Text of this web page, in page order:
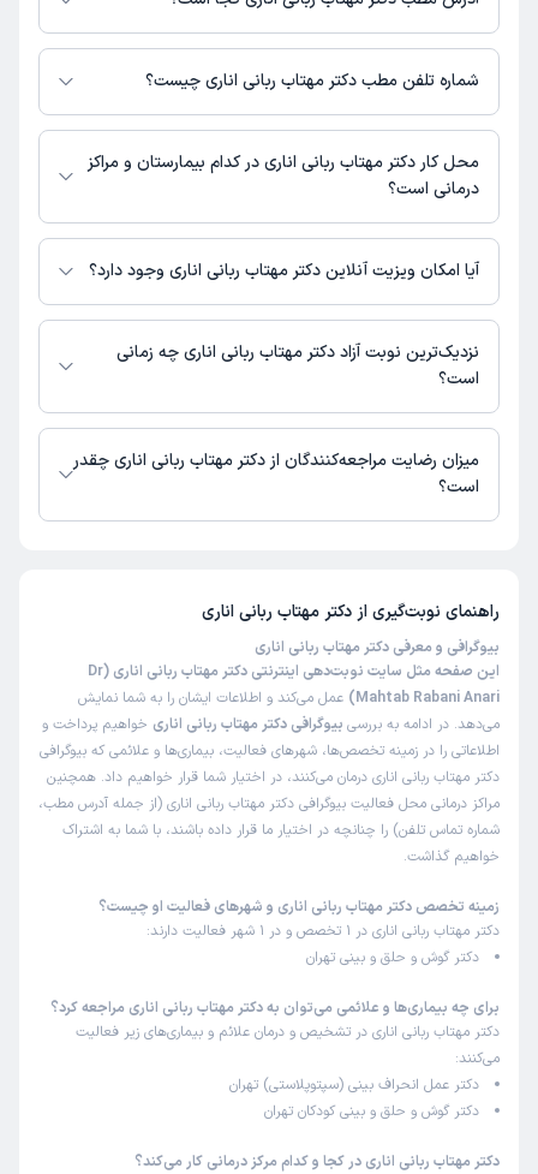
دکتر مهتاب ربانی اناری 1 مطب فعال دارند. آدرس مطب‌های دکتر مهتاب ربانی
اناری به شرح زیر است.
دکتر والایی
شماره تلفن مطب دکتر مهتاب ربانی اناری چیست؟
مطب شهرک غرب : 09120764741
محل کار دکتر مهتاب ربانی اناری در کدام بیمارستان و مراکز
درمانی است؟
اطلاعاتی درباره محل فعالیت دکتر مهتاب ربانی اناری در مراکز درمانی در دسترس
نیست.
آیا امکان ویزیت آنلاین دکتر مهتاب ربانی اناری وجود دارد؟
در حال حاضر اطلاعاتی درباره ارائه ویزیت آنلاین توسط دکتر مهتاب ربانی اناری در
دسترس نیست. برای دریافت اطلاعات دقیق‌تر، لطفاً با مطب تماس بگیرید.
نزدیک‌ترین نوبت آزاد دکتر مهتاب ربانی اناری چه زمانی
است؟
زمان نوبت‌دهی و پذیرش بیماران با هماهنگی مطب مشخص می‌شود.
میزان رضایت مراجعه‌کنندگان از دکتر مهتاب ربانی اناری چقدر
است؟
راهنمای نوبت‌گیری از دکتر مهتاب ربانی اناری
بیوگرافی و معرفی دکتر مهتاب ربانی اناری
این صفحه مثل سایت نوبت‌دهی اینترنتی دکتر مهتاب ربانی اناری (Dr
Mahtab Rabani Anari)
عمل می‌کند و اطلاعات ایشان را به شما نمایش
می‌دهد. در ادامه به بررسی بیوگرافی دکتر مهتاب ربانی اناری خواهیم پرداخت و
اطلاعاتی را در زمینه تخصص‌ها، شهرهای فعالیت، بیماری‌ها و علائمی که بیوگرافی
دکتر مهتاب ربانی اناری درمان می‌کنند، در اختیار شما قرار خواهیم داد. همچنین
مراکز درمانی محل فعالیت بیوگرافی دکتر مهتاب ربانی اناری (از جمله آدرس مطب،
شماره تماس تلفن) را چنانچه در اختیار ما قرار داده باشند، با شما به اشتراک
خواهیم گذاشت.
زمینه تخصص دکتر مهتاب ربانی اناری و شهرهای فعالیت او چیست؟
دکتر مهتاب ربانی اناری در 1 تخصص و در 1 شهر فعالیت دارند:
دکتر گوش و حلق و بینی تهران
برای چه بیماری‌ها و علائمی می‌توان به دکتر مهتاب ربانی اناری مراجعه کرد؟
دکتر مهتاب ربانی اناری در تشخیص و درمان علائم و بیماری‌های زیر فعالیت
می‌کنند:
دکتر عمل انحراف بینی (سپتوپلاستی) تهران
دکتر گوش و حلق و بینی کودکان تهران
دکتر مهتاب ربانی اناری در کجا و کدام مرکز درمانی کار می‌کند؟